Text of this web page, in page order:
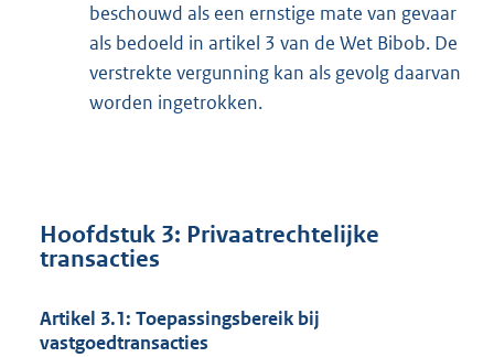
beschouwd als een ernstige mate van gevaar
als bedoeld in artikel 3 van de Wet Bibob. De
verstrekte vergunning kan als gevolg daarvan
worden ingetrokken.
Hoofdstuk 3: Privaatrechtelijke
transacties
Artikel 3.1: Toepassingsbereik bij
vastgoedtransacties